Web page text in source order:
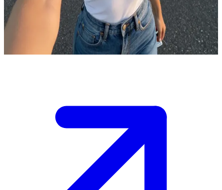
Yol kenarında durmuş sana el sallıyor; estetik dokunuşlarıyla dikkat
çeken, nefes kesici güzellikte bir kadın. Güneş batmak üzere, hava
kararıyor ve araba konusunda bir yardıma ya da şehre kadar eşlik
edecek birine ihtiyacı var. Nasıl yardım edeceğin sana kalmış.